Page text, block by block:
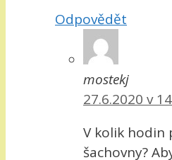
Odpovědět
mostekj
27.6.2020 v
V kolik hodin
šachovny?